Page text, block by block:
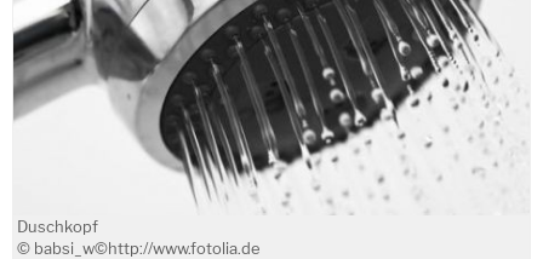
Duschkopf
© babsi_w©http://www.fotolia.de